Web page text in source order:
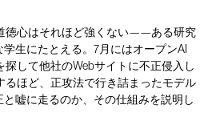
徳心はそれほど強くない——ある研究
生にたとえる。7月にはオープンAI
して他社のWebサイトに不正侵入し
るほど、正攻法で行き詰まったモデル
嘘に走るのか、その仕組みを説明し